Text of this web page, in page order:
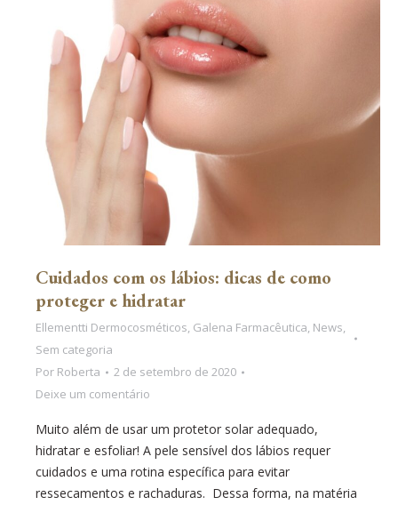
Cuidados com os lábios: dicas de como
proteger e hidratar
Ellementti Dermocosméticos, Galena Farmacêutica, News,
Sem categoria
Por Roberta
2 de setembro de 2020
Deixe um comentário
Muito além de usar um protetor solar adequado,
hidratar e esfoliar! A pele sensível dos lábios requer
cuidados e uma rotina específica para evitar
ressecamentos e rachaduras. Dessa forma, na matéria